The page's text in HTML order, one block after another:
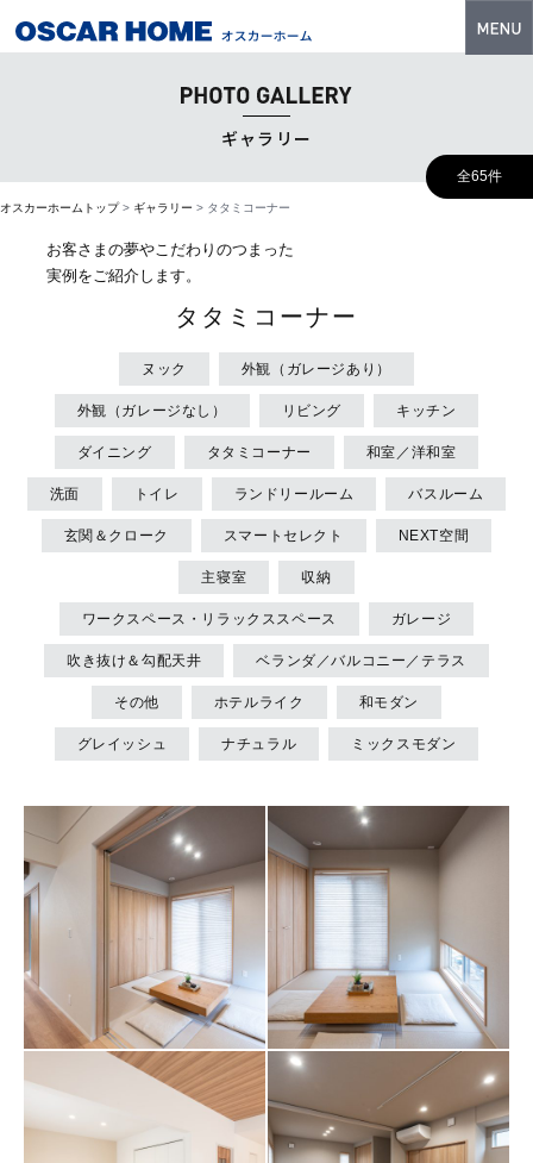
特長
イベント・モデルハウス
建築実例
フォトギャラリー
販売中の物件
スマートセレクト
土地情報
オンライン相談会
ギャラリー
オスカーホームトップ> ギャラリー > タタミコーナー
お客さまの夢やこだわりのつまった
実例をご紹介します。
タタミコーナー
ヌック 外観（ガレージあり）
外観（ガレージなし） リビング キッチン
ダイニング タタミコーナー 和室／洋和室
洗面 トイレ ランドリールーム バスルーム
玄関＆クローク スマートセレクト NEXT空間
主寝室 収納
ワークスペース・リラックススペース ガレージ
吹き抜け＆勾配天井 ベランダ／バルコニー／テラス
その他 ホテルライク 和モダン
グレイッシュ ナチュラル ミックスモダン
全65件